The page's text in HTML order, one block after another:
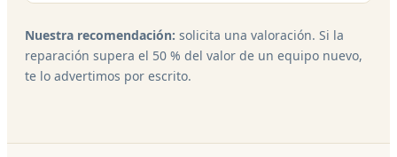
Nuestra recomendación: solicita una valoración. Si la
reparación supera el 50 % del valor de un equipo nuevo,
te lo advertimos por escrito.